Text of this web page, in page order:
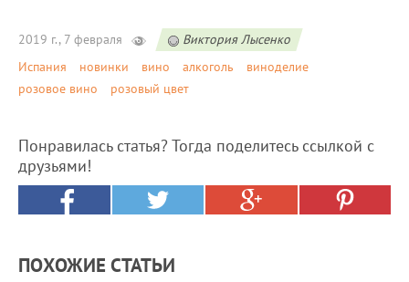
2019 г., 7 февраля
Виктория Лысенко
Испания
новинки вино алкоголь
виноделие
розовое вино
розовый цвет
Понравилась статья? Тогда поделитесь ссылкой с
друзьями!
ПОХОЖИЕ СТАТЬИ